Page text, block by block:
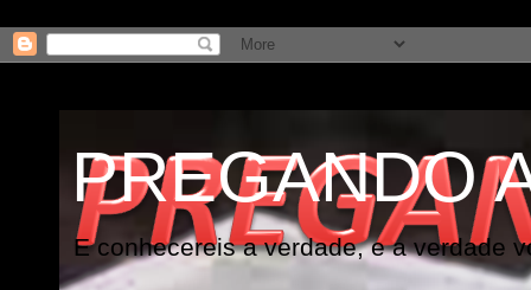
PREGANDO
E conhecereis a verdade, e a verdade